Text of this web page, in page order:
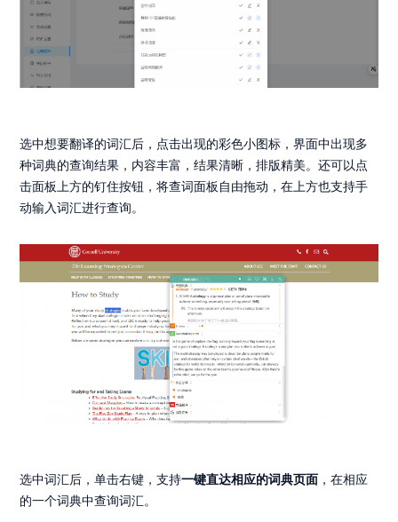
选中想要翻译的词汇后，点击出现的彩色小图标，界面中出现多
种词典的查询结果，内容丰富，结果清晰，排版精美。还可以点
击面板上方的钉住按钮，将查词面板自由拖动，在上方也支持手
动输入词汇进行查询。
选中词汇后，单击右键，支持一键直达相应的词典页面 ，在相应
的一个词典中查询词汇。